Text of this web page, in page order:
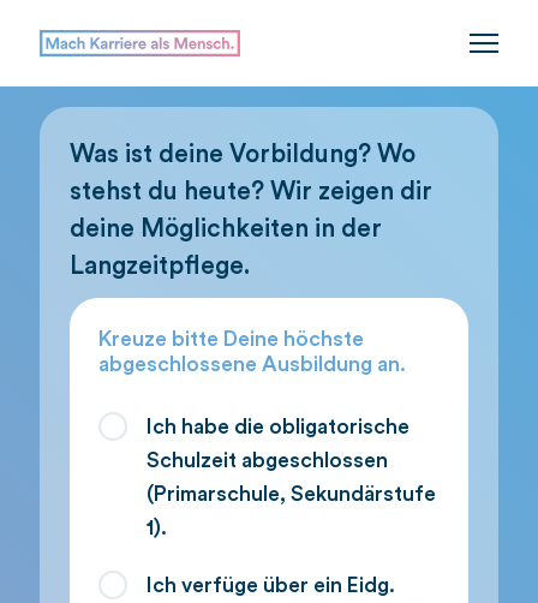
Was ist deine Vorbildung? Wo
stehst du heute? Wir zeigen dir
deine Möglichkeiten in der
Langzeitpflege.
Kreuze bitte Deine höchste
abgeschlossene Ausbildung an.
Ich habe die obligatorische
Schulzeit abgeschlossen
(Primarschule, Sekundärstufe
1).
Ich verfüge über ein Eidg.